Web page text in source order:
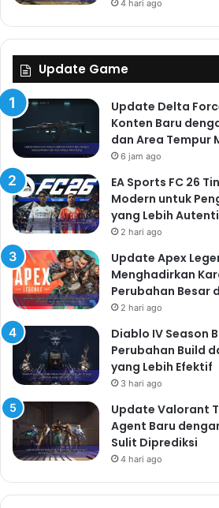
4 hari ago
Update Game
Update Delta
Konten Baru
dan Area Tempur
6 jam ago
EA Sports FC 26
Modern untuk
yang Lebih
2 hari ago
Update Apex
Menghadirkan
Perubahan Besar
2 hari ago
Diablo IV Season
Perubahan Build
yang Lebih Efektif
3 hari ago
Update Valorant
Agent Baru
Sulit Diprediksi
4 hari ago